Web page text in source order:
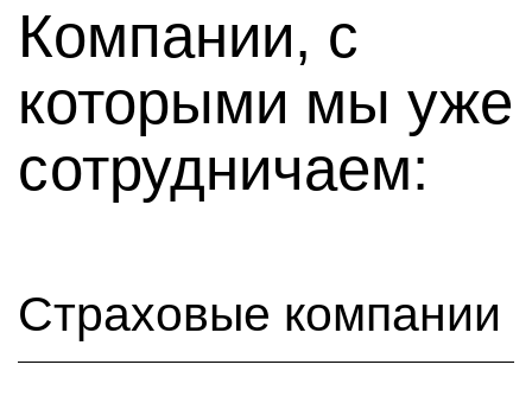
Компании, с
которыми мы уже
сотрудничаем:
Страховые компании